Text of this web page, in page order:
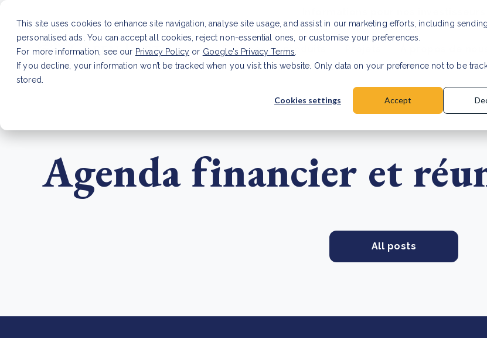
This site uses cookies to enhance site navigation, analyse site usage, and assist in our marketing efforts, including
personalised ads. You can accept all cookies, reject non-essential ones, or customise your preferences.
For more information, see our Privacy Policy or Google's Privacy Terms
If you decline, your information won’t be tracked when you visit this website. Only data on your preference not to be
stored.
Cookies settings Accept
Services et produits
Read Article
Agenda financier et
All posts